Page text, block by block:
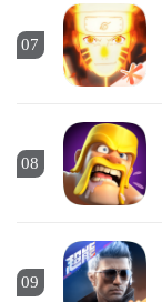
07
08
09